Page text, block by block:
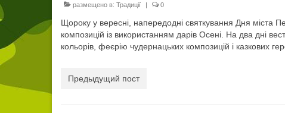
размещено в: Традиції | 0
Щороку у вересні, напередодні святкування Дня міста
композицій із використанням дарів Осені. На два дні
кольорів, феєрію чудернацьких композицій і казкових
Предыдущий пост